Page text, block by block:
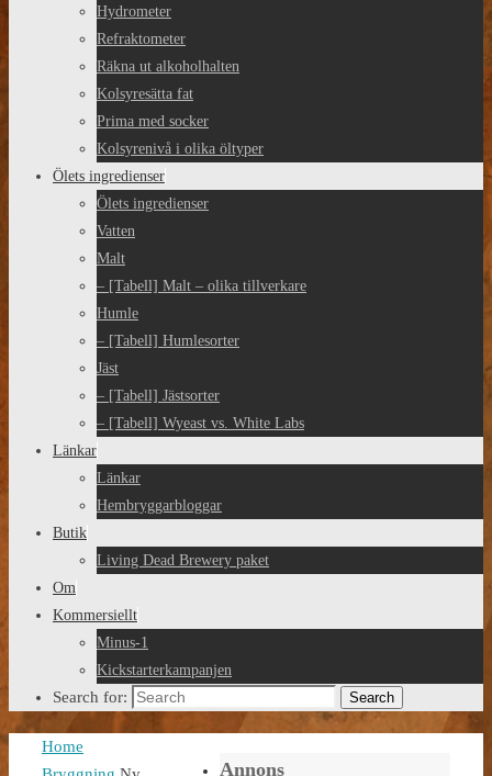
Hydrometer
Refraktometer
Räkna ut alkoholhalten
Kolsyresätta fat
Prima med socker
Kolsyrenivå i olika öltyper
Ölets ingredienser
Ölets ingredienser
Vatten
Malt
– [Tabell] Malt – olika tillverkare
Humle
– [Tabell] Humlesorter
Jäst
– [Tabell] Jästsorter
– [Tabell] Wyeast vs. White Labs
Länkar
Länkar
Hembryggarbloggar
Butik
Living Dead Brewery paket
Om
Kommersiellt
Minus-1
Kickstarterkampanjen
Search for: Search
Home
Annons